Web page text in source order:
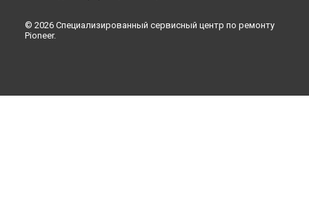
© 2026 Специализированный сервисный центр по ремонту
Pioneer.